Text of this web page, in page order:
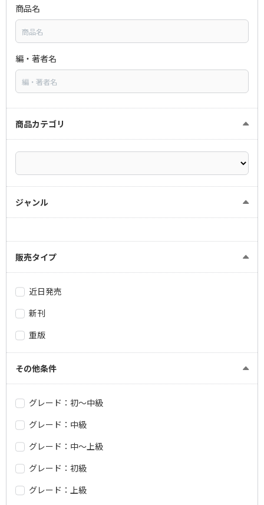
商品名
編・著者名
商品カテゴリ
ジャンル
販売タイプ
近日発売
新刊
重版
その他条件
グレード：初～中級
グレード：中級
グレード：中～上級
グレード：初級
グレード：上級